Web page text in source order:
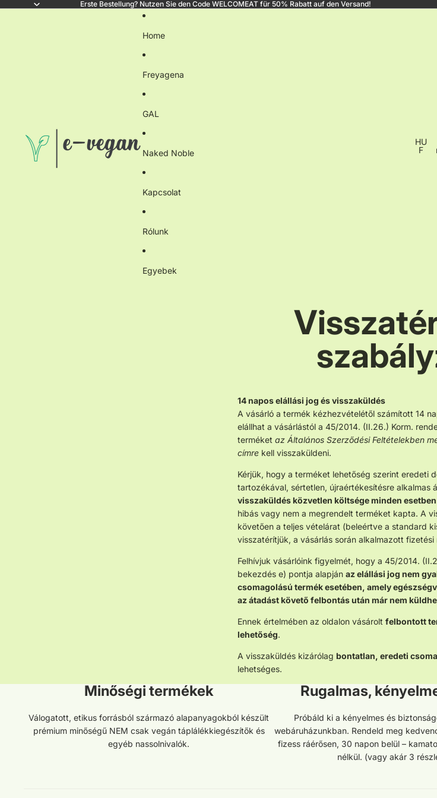
Erste Bestellung? Nutzen Sie den Code WELCOMEAT für 50% Rabatt auf den Versand!
Home
Freyagena
GAL
Naked Noble
Kapcsolat
Rólunk
Egyebek
HU
F
14 napos elállási jog és visszaküldés
A vásárló a termék kézhezvételétől számított 14
elállhat a vásárlástól a 45/2014. (II.26.) Korm.
terméket az Általános Szerződési Feltételekben
címre kell visszaküldeni.
Kérjük, hogy a terméket lehetőség szerint eredeti
tartozékával, sértetlen, újraértékesítésre alkalmas
visszaküldés közvetlen költsége minden
hibás vagy nem a megrendelt terméket kapta. A
követően a teljes vételárat (beleértve a standard
visszatérítjük, a vásárlás során alkalmazott
Felhívjuk vásárlóink figyelmét, hogy a 45/2014.
bekezdés e) pontja alapján az elállási jog nem
csomagolású termék esetében, amely
az átadást követő felbontás után már nem
Ennek értelmében az oldalon vásárolt felbontott
lehetőség.
A visszaküldés kizárólag bontatlan, eredeti
lehetséges.
Minőségi termékek
Válogatott, etikus forrásból származó alapanyagokból készült
prémium minőségű NEM csak vegán táplálékkiegészítők és
egyéb nassolnivalók.
Rugalmas,
Próbáld ki a kényelmes és
webáruházunkban. Rendeld meg
fizess ráérősen, 30 napon belül –
nélkül. (vagy akár 3
Adatvédelmi szabályzat
Szolgáltatási feltételek